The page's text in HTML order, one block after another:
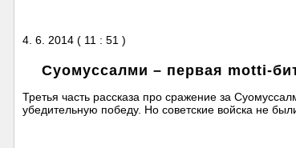
4. 6. 2014 ( 11 : 51 )
Суомуссалми – первая motti-
Третья часть рассказа про сражение за
убедительную победу. Но советские войска не